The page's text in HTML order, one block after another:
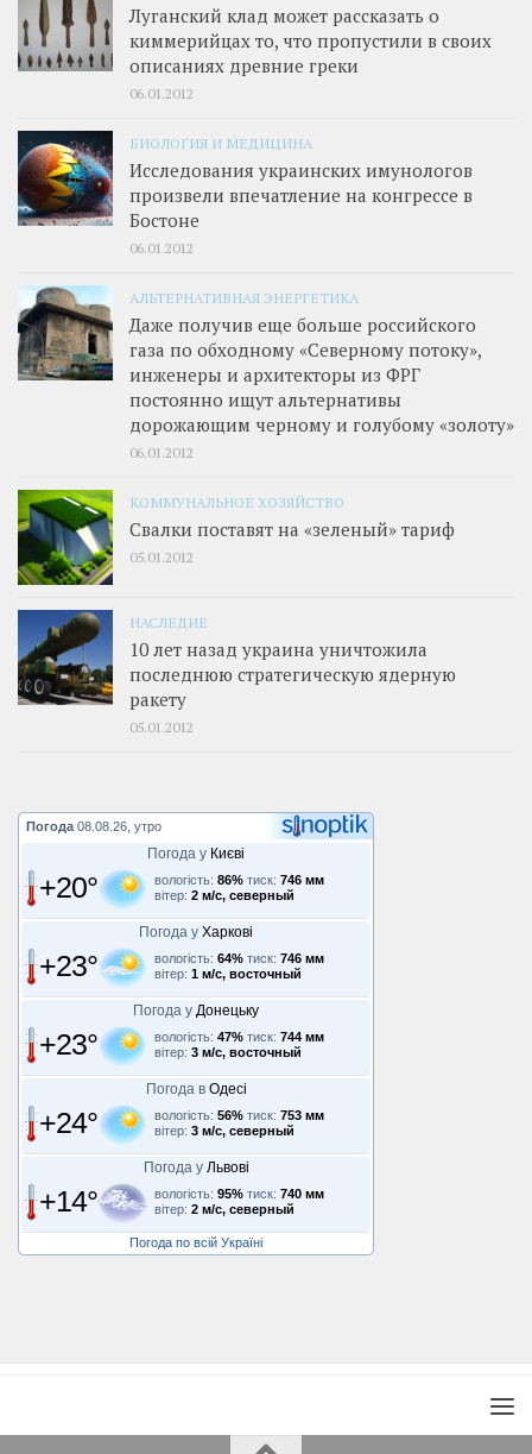
Луганский клад может рассказать о
киммерийцах то, что пропустили в своих
описаниях древние греки
06.01.2012
БИОЛОГИЯ И МЕДИЦИНА
Исследования украинских имунологов
произвели впечатление на конгрессе в
Бостоне
06.01.2012
АЛЬТЕРНАТИВНАЯ ЭНЕРГЕТИКА
Даже получив еще больше российского
газа по обходному «Северному потоку»,
инженеры и архитекторы из ФРГ
постоянно ищут альтернативы
дорожающим черному и голубому «золоту»
06.01.2012
КОММУНАЛЬНОЕ ХОЗЯЙСТВО
Свалки поставят на «зеленый» тариф
05.01.2012
НАСЛЕДИЕ
10 лет назад украина уничтожила
последнюю стратегическую ядерную
ракету
05.01.2012
Погода 08.08.26, утро
Погода у Києві
+20° вологість: 86% тиск: 746 мм
вітер: 2 м/с, северный
Погода у Харкові
+23° вологість: 64% тиск: 746 мм
вітер: 1 м/с, восточный
Погода у Донецьку
+23° вологість: 47% тиск: 744 мм
вітер: 3 м/с, восточный
Погода в Одесі
+24° вологість: 56% тиск: 753 мм
вітер: 3 м/с, северный
Погода у Львові
+14° вологість: 95% тиск: 740 мм
вітер: 2 м/с, северный
Погода по всій Україні